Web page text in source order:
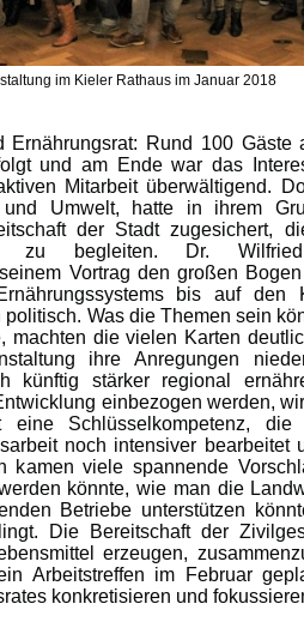
im Kieler Rathaus im Januar 2018
Rund 100 Gäste
und am Ende war das
Mitarbeit überwältigend.
und Umwelt, hatte in ihrem
der Stadt zugesichert,
zu begleiten. Dr.
Vortrag den großen
bis auf den
Was die Themen sein
machten die vielen Karten
ihre Anregungen
stärker regional
einbezogen werden,
eine Schlüsselkompetenz, die
noch intensiver bearbeitet
kamen viele spannende
könnte, wie man die
Betriebe unterstützen
Die Bereitschaft der
erzeugen,
Arbeitstreffen im Februar
konkretisieren und